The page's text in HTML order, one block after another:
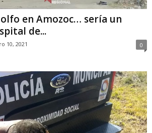
en Amozoc… sería un
de...
10, 2021 0